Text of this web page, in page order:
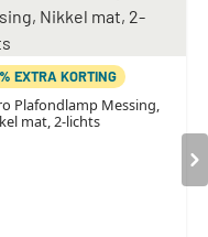
EXTRA KORTING
Plafondlamp Messing,
mat, 2-lichts